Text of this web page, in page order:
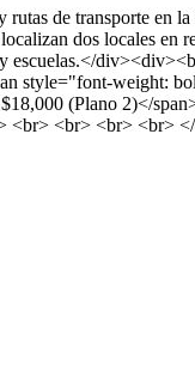
rutas de transporte en
dos locales en
escuelas.</
style="font-weight:
(Plano 2)</
<br> <br> <br> <br>